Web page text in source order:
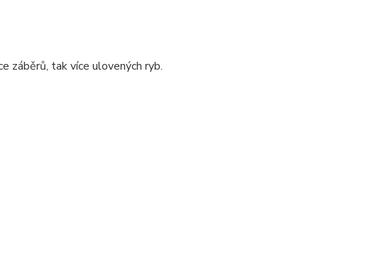
záběrů, tak více ulovených ryb.